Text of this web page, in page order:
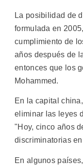
La posibilidad de
formulada en
cumplimiento de
años después de
entonces que los
Mohammed.
En la capital
eliminar las leyes
"Hoy, cinco años
discriminatorias
En algunos